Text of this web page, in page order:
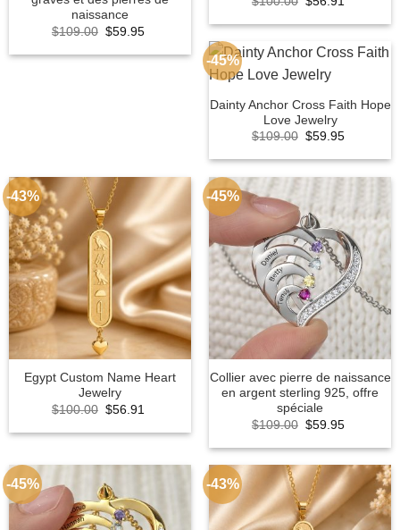
naissance
$109.00 Original
was:
$59.95Current
is:
was:
is:
-45%
Dainty Anchor Cross Faith Hope
Love Jewelry
$109.00 Original
was:
$59.95Current
is:
-43%
Egypt Custom Name Heart
Jewelry
$100.00 Original
was:
$56.91
is:
-45%
Collier avec pierre de naissance
en argent sterling 925, offre
spéciale
$109.00 Original
was:
$59.95Current
is:
-45% -43%